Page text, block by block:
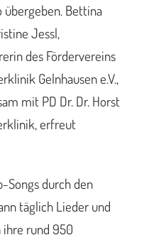
übergeben. Bettina
Jessl,
des Fördervereins
Gelnhausen e.V.,
mit PD Dr. Dr. Horst
erfreut
Songs durch den
täglich Lieder und
rund 950